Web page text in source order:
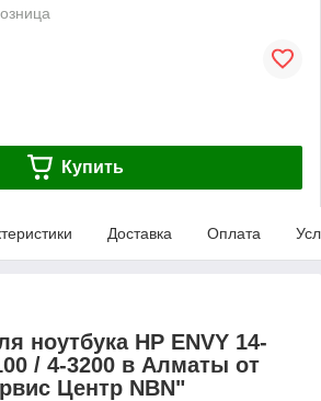
Купить
Доставка Оплата
ноутбука HP ENVY 14-
/ 4-3200 в Алматы от
Центр NBN"